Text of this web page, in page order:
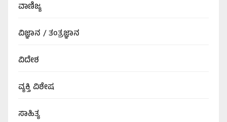
ವಾಣಿಜ್ಯ
ವಿಜ್ಞಾನ / ತಂತ್ರಜ್ಞಾನ
ವಿದೇಶ
ವ್ಯಕ್ತಿ ವಿಶೇಷ
ಸಾಹಿತ್ಯ